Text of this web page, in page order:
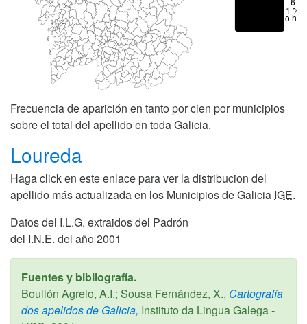
< 1 %
No hay
Frecuencia de aparición en tanto por cien por municipios
sobre el total del apellido en toda Galicia.
Loureda
Haga click en este enlace para ver la distribucion del
apellido más actualizada en los Municipios de Galicia IGE.
Datos del I.L.G. extraidos del Padrón
del I.N.E. del año 2001
Fuentes y bibliografía.
Boullón Agrelo, A.I.; Sousa Fernández, X., Cartografía
dos apelidos de Galicia, Instituto da Lingua Galega -